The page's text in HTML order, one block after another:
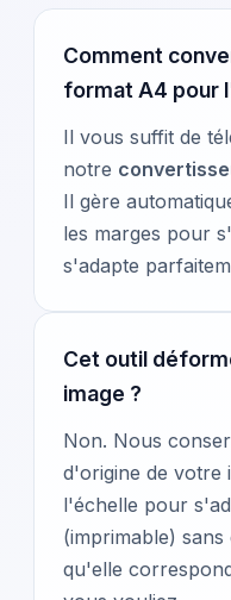
Comment
format A4 pour
Il vous suffit de
notre
Il gère
les marges pour
s'adapte
Cet outil
image ?
Non. Nous
d'origine de votre
l'échelle pour
(imprimable)
qu'elle